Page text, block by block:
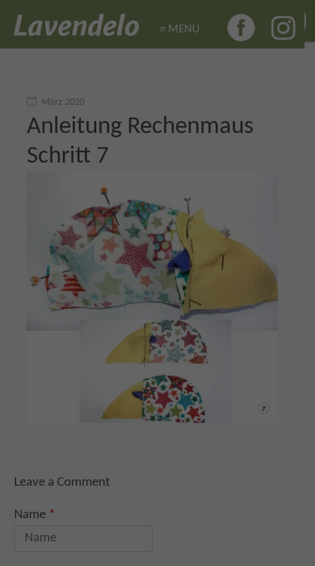
≡ MENU
≡ MENU
März 2020
Anleitung Rechenmaus
Schritt 7
Leave a Comment
Name *